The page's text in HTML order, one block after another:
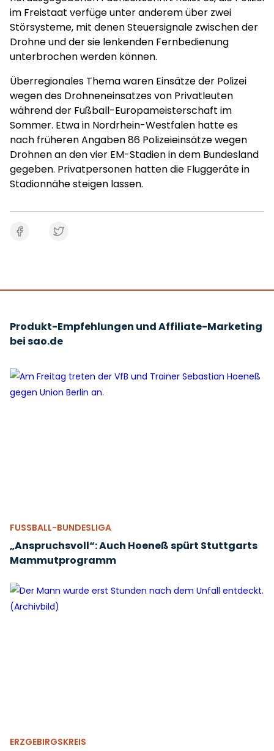
im Freistaat verfüge unter anderem über zwei
Störsysteme, mit denen Steuersignale zwischen der
Drohne und der sie lenkenden Fernbedienung
unterbrochen werden können.
Überregionales Thema waren Einsätze der Polizei
wegen des Drohneneinsatzes von Privatleuten
während der Fußball-Europameisterschaft im
Sommer. Etwa in Nordrhein-Westfalen hatte es
nach früheren Angaben 86 Polizeieinsätze wegen
Drohnen an den vier EM-Stadien in dem Bundesland
gegeben. Privatpersonen hatten die Fluggeräte in
Stadionnähe steigen lassen.
Produkt-Empfehlungen und Affiliate-Marketing
bei sao.de
FUSSBALL-BUNDESLIGA
„Anspruchsvoll“: Auch Hoeneß spürt Stuttgarts
Mammutprogramm
ERZGEBIRGSKREIS